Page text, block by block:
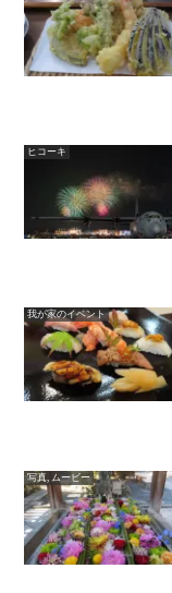
ヒコーキ
我が家のイベント
写真, ムービー